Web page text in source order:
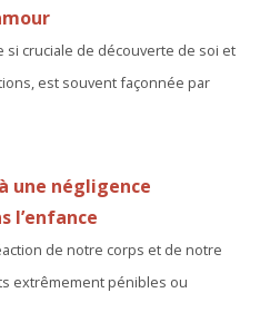
si cruciale de découverte de soi et
est souvent façonnée par
une négligence
l’enfance
de notre corps et de notre
extrêmement pénibles ou